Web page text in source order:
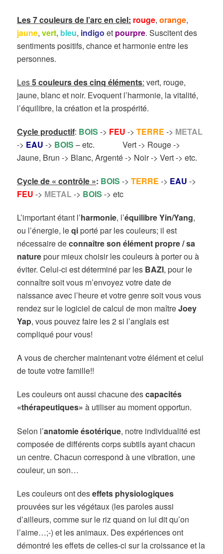
Les 7 couleurs de l’arc en ciel: rouge,orange,
jaune,vert, bleu, indigo et pourpre. Suscitent des
sentiments positifs, chance et harmonie entre les
personnes.
Les5 couleurs des cinq éléments: vert, rouge,
jaune, blanc et noir. Evoquent l’harmonie, la vitalité,
l’équilibre, la création et la prospérité.
Cycle productif: BOIS -> FEU ->TERRE -> METAL
-> EAU -> BOIS – etc. Vert -> Rouge ->
Jaune, Brun -> Blanc, Argenté -> Noir -> Vert -> etc.
Cycle de « contrôle »: BOIS ->TERRE -> EAU ->
FEU -> METAL-> BOIS -> etc
L’important étant l’harmonie, l’équilibre Yin/Yang,
ou l’énergie, leqiporté par les couleurs; il est
nécessaire deconnaître son élément propre / sa
naturepour mieux choisir les couleurs à porter ou à
éviter. Celui-ci est déterminé par les BAZI, pour le
connaître soit vous m’envoyez votre date de
naissance avec l’heure et votre genre soit vous vous
rendez sur le logiciel de calcul de mon maîtreJoey
Yap, vous pouvez faire les 2 si l’anglais est
compliqué pour vous!
A vous de chercher maintenant votre élément et celui
de toute votre famille!!
Les couleurs ont aussi chacune descapacités
«thérapeutiques» à utiliser au moment opportun.
Selon l’anatomie ésotérique, notre individualité est
composée de différents corps subtils ayant chacun
un centre. Chacun correspond à une vibration, une
couleur, un son…
Les couleurs ont deseffets physiologiques
prouvées sur les végétaux (les paroles aussi
d’ailleurs, comme sur le riz quand on lui dit qu’on
l’aime…;-) et les animaux. Des expériences ont
démontré les effets de celles-ci sur la croissance et la